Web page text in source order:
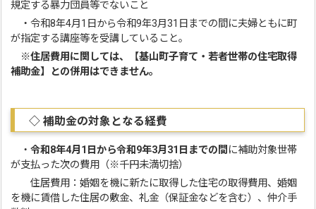
規定する暴力団員等でないこと
・令和8年4月1日から令和9年3月31日までの間に夫婦ともに町
が指定する講座等を受講していること。
※住居費用に関しては、【基山町子育て・若者世帯の住宅取得
補助金】との併用はできません。
◇ 補助金の対象となる経費
・令和8年4月1日から令和9年3月31日までの間 に補助対象世帯
が支払った次の費用（※千円未満切捨）
住居費用：婚姻を機に新たに取得した住宅の取得費用、婚姻
を機に賃借した住居の敷金、礼金（保証金などを含む）、仲介手